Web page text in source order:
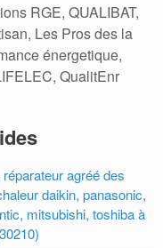
RGE, QUALIBAT,
Les Pros des la
énergetique,
QualitEnr
agréé des
daikin, panasonic,
mitsubishi, toshiba à